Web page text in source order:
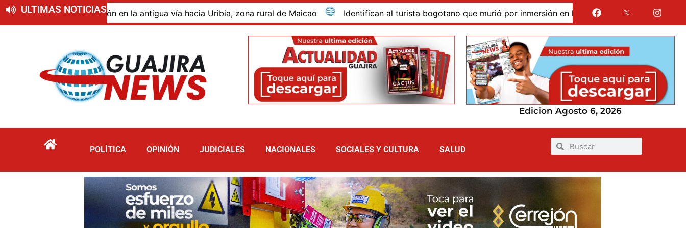
ULTIMAS NOTICIAS
de descomposición en la antigua vía hacia Uribia, zona rural de Maicao Identifican al turista bogotano que murió por inmersión en las dunas de Taroa; su cuerpo
Edicion Agosto 6, 2026
POLÍTICA OPINIÓN JUDICIALES NACIONALES SOCIALES Y CULTURA SALUD